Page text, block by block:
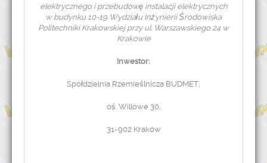
elektrycznego i przebudowę instalacji elektrycznych
w budynku 10-19 Wydziału Inżynierii Środowiska
Politechniki Krakowskiej przy ul. Warszawskiego 24 w
Krakowie
Inwestor:
Spółdzielnia Rzemieślnicza BUDMET,
oś. Willowe 30,
31-902 Kraków